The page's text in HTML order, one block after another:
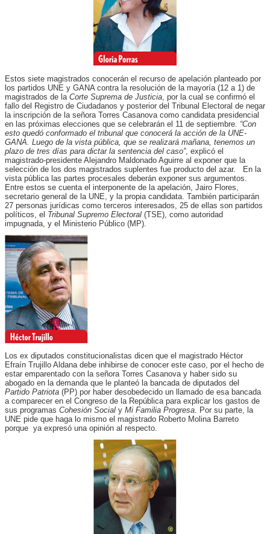
Estos siete magistrados conocerán el recurso de apelación planteado por
los partidos UNE y GANA contra la resolución de la mayoría (12 a 1) de
magistrados de la Corte Suprema de Justicia, por la cual se confirmó el
fallo del Registro de Ciudadanos y posterior del Tribunal Electoral de negar
la inscripción de la señora Torres Casanova como candidata presidencial
en las próximas elecciones que se celebrarán el 11 de septiembre. “Con
esto quedó conformado el tribunal que conocerá la acción de la UNE-
GANA. Luego de la vista pública, que se realizará mañana, tenemos un
plazo de tres días para dictar la sentencia del caso”, explicó el
magistrado-presidente Alejandro Maldonado Aguirre al exponer que la
selección de los dos magistrados suplentes fue producto del azar. En la
vista pública las partes procesales deberán exponer sus argumentos.
Entre estos se cuenta el interponente de la apelación, Jairo Flores,
secretario general de la UNE, y la propia candidata. También participarán
27 personas jurídicas como terceros interesados, 25 de ellas son partidos
políticos, el Tribunal Supremo Electoral (TSE), como autoridad
impugnada, y el Ministerio Público (MP).
Los ex diputados constitucionalistas dicen que el magistrado Héctor
Efraín Trujillo Aldana debe inhibirse de conocer este caso, por el hecho de
estar emparentado con la señora Torres Casanova y haber sido su
abogado en la demanda que le planteó la bancada de diputados del
Partido Patriota (PP) por haber desobedecido un llamado de esa bancada
a comparecer en el Congreso de la República para explicar los gastos de
sus programas Cohesión Social y Mi Familia Progresa. Por su parte, la
UNE pide que haga lo mismo el magistrado Roberto Molina Barreto
porque ya expresó una opinión al respecto.